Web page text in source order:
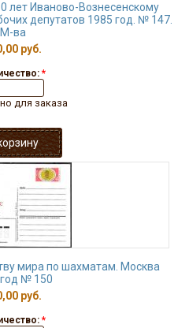
лет Иваново-Вознесенскому
депутатов 1985 год. № 147.
М-ва
руб.
*
для заказа
мира по шахматам. Москва
№ 150
руб.
*